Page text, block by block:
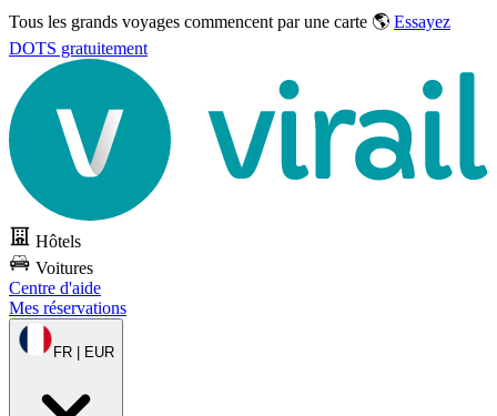
Tous les grands voyages commencent par une carte 🌎 Essayez
DOTS gratuitement
Hôtels
Voitures
Centre d'aide
Mes réservations
FR | EUR